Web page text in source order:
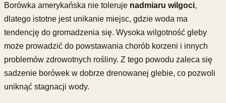
Borówka amerykańska nie toleruje nadmiaru wilgoci,
dlatego istotne jest unikanie miejsc, gdzie woda ma
tendencję do gromadzenia się. Wysoka wilgotność gleby
może prowadzić do powstawania chorób korzeni i innych
problemów zdrowotnych rośliny. Z tego powodu zaleca się
sadzenie borówek w dobrze drenowanej glebie, co pozwoli
uniknąć stagnacji wody.